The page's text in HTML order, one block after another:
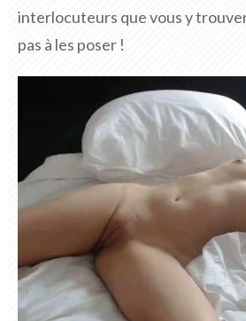
interlocuteurs que vous y
pas à les poser !